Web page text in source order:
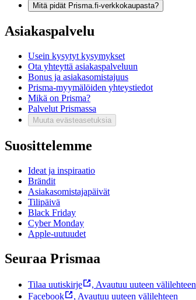
Mitä pidät Prisma.fi-verkkokaupasta?
Asiakaspalvelu
Usein kysytyt kysymykset
Ota yhteyttä asiakaspalveluun
Bonus ja asiakasomistajuus
Prisma-myymälöiden yhteystiedot
Mikä on Prisma?
Palvelut Prismassa
Muuta evästeasetuksia
Suosittelemme
Ideat ja inspiraatio
Brändit
Asiakasomistajapäivät
Tilipäivä
Black Friday
Cyber Monday
Apple-uutuudet
Seuraa Prismaa
Tilaa uutiskirje , Avautuu uuteen välilehteen
Facebook
, Avautuu uuteen välilehteen